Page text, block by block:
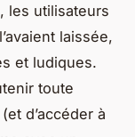
les utilisateurs
laissée,
et ludiques.
toute
d’accéder à